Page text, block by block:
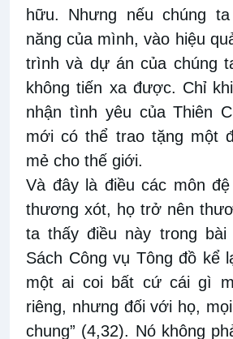
hữu. Nhưng nếu chúng
năng của mình, vào hiệu
trình và dự án của chúng
không tiến xa được. Chỉ
nhận tình yêu của Thiên
mới có thể trao tặng một
mẻ cho thế giới.
Và đây là điều các môn
thương xót, họ trở nên
ta thấy điều này trong bài
Sách Công vụ Tông đồ kể
một ai coi bất cứ cái gì
riêng, nhưng đối với họ,
chung” (4,32). Nó không